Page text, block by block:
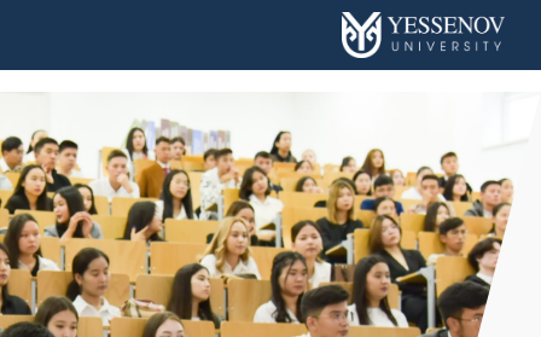
Творческий Экзамен
Грамотность Чтения/История Казахстана
• Химия/Физика